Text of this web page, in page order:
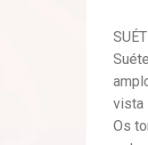
vista
Os